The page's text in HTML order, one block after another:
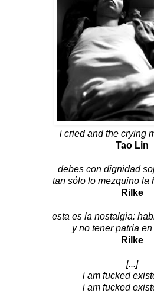
i cried and the crying
Tao Lin
debes con dignidad
tan sólo lo mezquino la
Rilke
esta es la nostalgia:
y no tener patria
Rilke
[...]
i am fucked
i am fucked